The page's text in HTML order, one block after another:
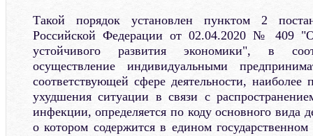
Такой порядок установлен пунктом 2
Российской Федерации от 02.04.2020 № 409
устойчивого развития экономики", в
осуществление индивидуальными
соответствующей сфере деятельности, наиболее
ухудшения ситуации в связи с
инфекции, определяется по коду основного вида
о котором содержится в едином